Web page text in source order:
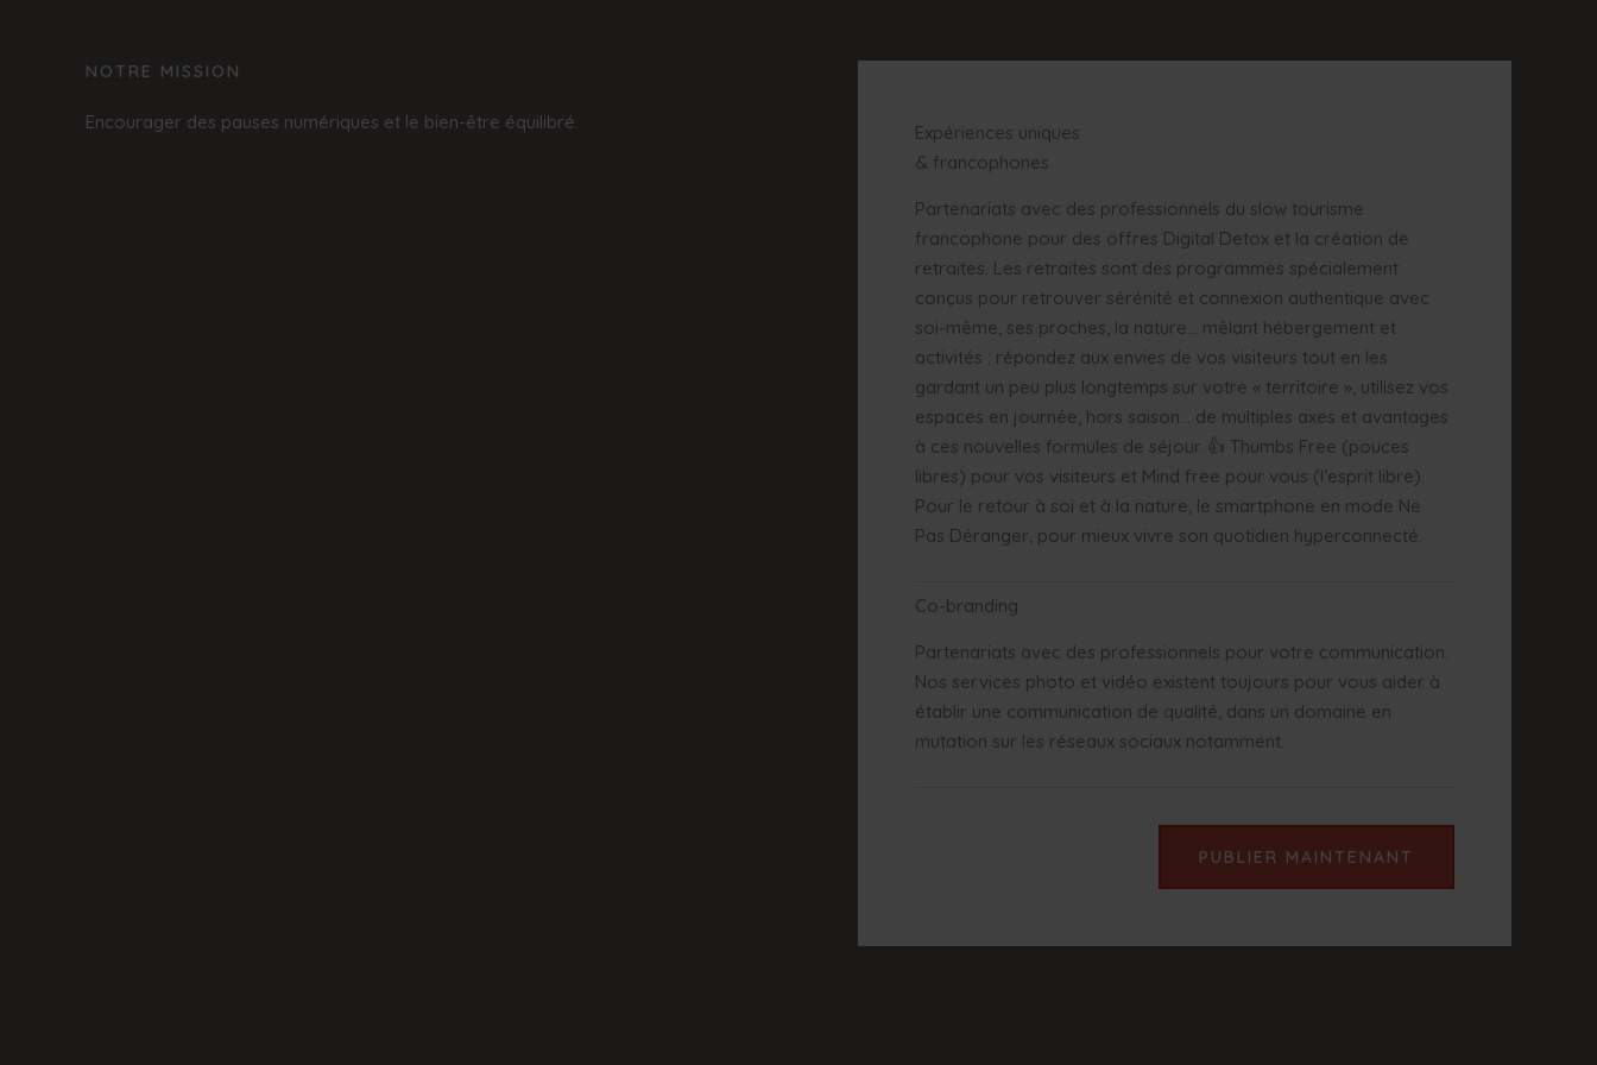
NOTRE MISSION
Encourager des pauses numériques et le bien-être équilibré.
Expériences uniques
& francophones
Partenariats avec des professionnels du slow tourisme
francophone pour des offres Digital Detox et la création de
retraites. Les retraites sont des programmes spécialement
conçus pour retrouver sérénité et connexion authentique avec
soi-même, ses proches, la nature… mêlant hébergement et
activités : répondez aux envies de vos visiteurs tout en les
gardant un peu plus longtemps sur votre « territoire », utilisez vos
espaces en journée, hors saison… de multiples axes et avantages
à ces nouvelles formules de séjour. 👍 Thumbs Free (pouces
libres) pour vos visiteurs et Mind free pour vous (l’esprit libre).
Pour le retour à soi et à la nature, le smartphone en mode Ne
Pas Déranger, pour mieux vivre son quotidien hyperconnecté.
Co-branding
Partenariats avec des professionnels pour votre communication.
Nos services photo et vidéo existent toujours pour vous aider à
établir une communication de qualité, dans un domaine en
mutation sur les réseaux sociaux notamment.
PUBLIER MAINTENANT